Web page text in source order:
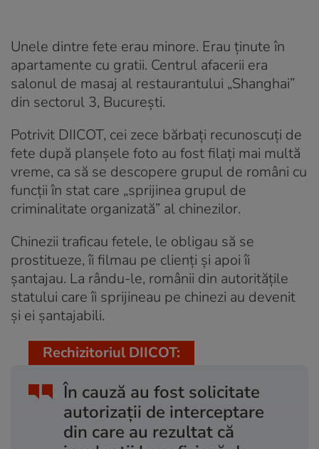
Unele dintre fete erau minore. Erau ținute în
apartamente cu gratii. Centrul afacerii era
salonul de masaj al restaurantului „Shanghai”
din sectorul 3, București.
Potrivit DIICOT, cei zece bărbați recunoscuți de
fete după planșele foto au fost filați mai multă
vreme, ca să se descopere grupul de români cu
funcții în stat care „sprijinea grupul de
criminalitate organizată” al chinezilor.
Chinezii traficau fetele, le obligau să se
prostitueze, îi filmau pe clienți și apoi îi
șantajau. La rându-le, românii din autoritățile
statului care îi sprijineau pe chinezi au devenit
și ei șantajabili.
În cauză au fost solicitate
autorizații de interceptare
din care au rezultat că
Rechizitoriul DIICOT: